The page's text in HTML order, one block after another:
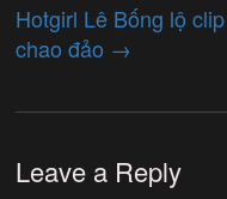
Hotgirl Lê Bống lộ
chao đảo →
Leave a Reply